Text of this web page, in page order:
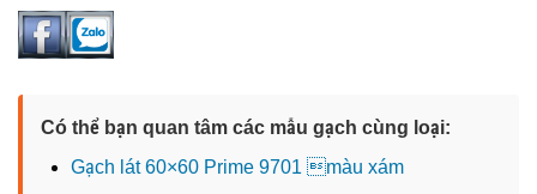
Có thể bạn quan tâm các mẫu gạch cùng loại:
Gạch lát 60×60 Prime 9701 màu xám